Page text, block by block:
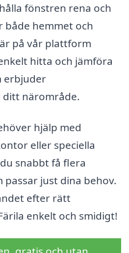
fönstren rena och
både hemmet och
på vår plattform
hitta och jämföra
erbjuder
närområde.
hjälp med
eller speciella
snabbt få flera
just dina behov.
efter rätt
enkelt och smidigt!